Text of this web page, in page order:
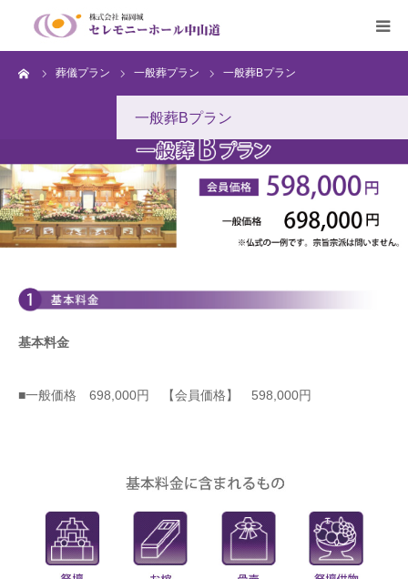
葬儀プラン 一般葬プラン 一般葬Bプラン
一般葬Bプラン
基本料金
■一般価格 698,000円 【会員価格】 598,000円
HOME
生花・篭盛の注文
会員募集
Q&A